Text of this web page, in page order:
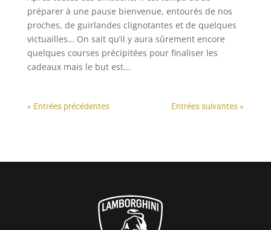
préparer à une pause bienvenue, entourés de nos
proches, de guirlandes clignotantes et de quelques
victuailles… On sait qu’il y aura sûrement encore
quelques courses précipitées pour finaliser les
cadeaux mais le but est...
« Entrées précédentes Entrées suivantes »